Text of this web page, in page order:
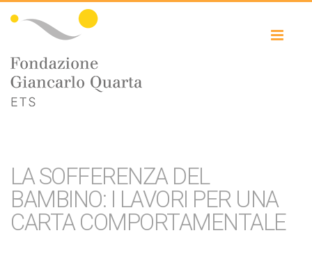
LA SOFFERENZA DEL
BAMBINO: I LAVORI PER UNA
CARTA COMPORTAMENTALE